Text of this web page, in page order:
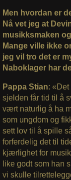
Men hvordan er
Nå vet jeg at
musikksmaken
Mange ville ikke
jeg vil tro det er
Naboklager har
Pappa Stian:
sjelden får tid til å
vært naturlig å ha
som ungdom og
sett lov til å spille
forferdelig det til
kjærlighet for
like godt som han
vi skulle